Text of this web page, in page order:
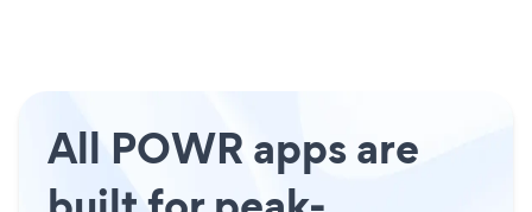
All POWR apps are